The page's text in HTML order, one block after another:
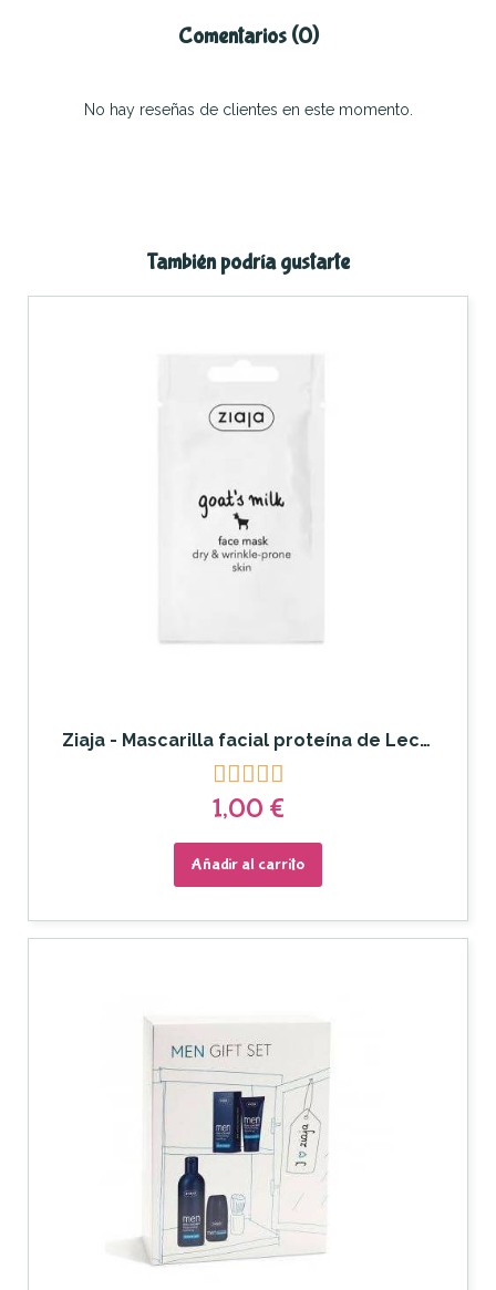
Comentarios (0)
No hay reseñas de clientes en este momento.
También podría gustarte
Ziaja - Mascarilla facial proteína de Leche de cabra

1,00 €
Añadir al carrito